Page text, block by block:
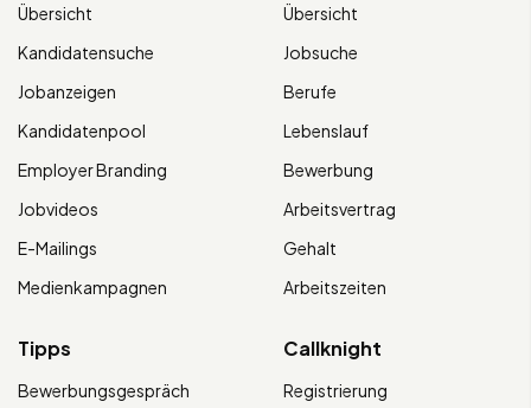
Übersicht
Kandidatensuche
Jobanzeigen
Kandidatenpool
Employer Branding
Jobvideos
E-Mailings
Medienkampagnen
Übersicht
Jobsuche
Berufe
Lebenslauf
Bewerbung
Arbeitsvertrag
Gehalt
Arbeitszeiten
Tipps
Bewerbungsgespräch
Callknight
Registrierung